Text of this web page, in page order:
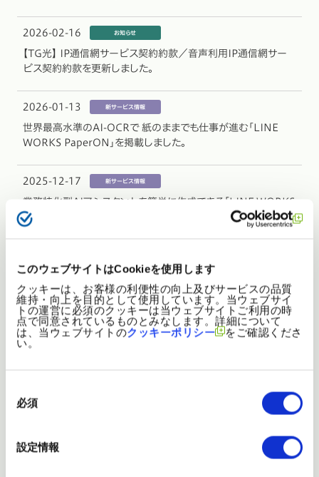
このウェブサイトはCookieを使用します
クッキーは、お客様の利便性の向上及びサービスの品質
維持・向上を目的として使用しています。当ウェブサイ
トの運営に必須のクッキーは当ウェブサイトご利用の時
点で同意されているものとみなします。詳細について
は、当ウェブサイトのクッキーポリシー
をご確認くださ
い。
必須
設定情報
2026-02-16
【TG光】 IP通信網サービス契約約款／音声利用IP通信網サー
ビス契約約款を更新しました。
2026-01-13
世界最高水準のAI-OCRで 紙のままでも仕事が進む「LINE
WORKS PaperON」を掲載しました。
2025-12-17
業務特化型AIアシスタントを簡単に作成できる「LINE WORKS
AiStudio」を掲載しました。
【TG光】ひかりレスキュー利用規約を追加しました。
2025-11-19
音声をテキスト化してAIで要約する議事録作成ツール「LINE
WORKS AiNote」を掲載しました。
保護フィルムの売り逃しがなくなり在庫管理業務が激減する「ハ